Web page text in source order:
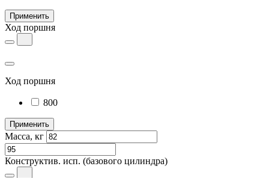
Применить
Ход поршня
Ход поршня
800
Применить
Масса, кг
Конструктив. исп. (базового цилиндра)